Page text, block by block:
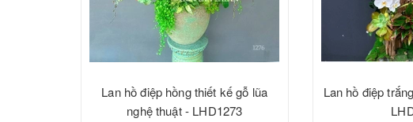
Lan hồ điệp hồng thiết kế gỗ lũa
nghệ thuật - LHD1273
Lan hồ điệp